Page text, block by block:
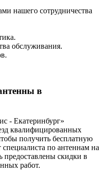
нашего сотрудничества
обслуживания.
в
- Екатеринбург»
квалифицированных
получить бесплатную
специалиста по антеннам на
скидки в
работ.